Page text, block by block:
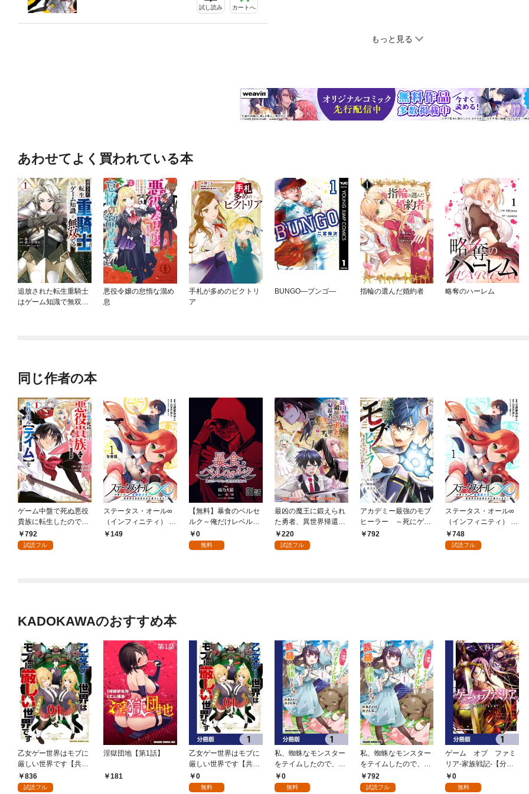
試し読み カートへ
もっと見る
あわせてよく買われている本
追放された転生重騎士
はゲーム知識で無双す
悪役令嬢の怠惰な溜め
息
手札が多めのビクトリ
ア
BUNGO—ブンゴ— 指輪の選んだ婚約者 略奪のハーレム
同じ作者の本
ゲーム中盤で死ぬ悪役
貴族に転生したので、
外れスキル【テイム】
を駆使して最強を目指
792
試読フル
ステータス・オール∞
（インフィニティ） ∞
使いの最強能力者、異
149
【無料】暴食のベルセ
ルク～俺だけレベルと
いう概念を突破する～
【単話版】 １話
0
無料
最凶の魔王に鍛えられ
た勇者、異世界帰還者
たちの学園で無双する
(話売り) #1
220
試読フル
アカデミー最強のモブ
ヒーラー ～死にゲー
世界のモブに転生した
792
ステータス・オール∞
（インフィニティ） ∞
使いの最強能力者、異
世界を自由気ままに暮
748
試読フル
KADOKAWAのおすすめ本
乙女ゲー世界はモブに
厳しい世界です【共和
国編】 ０１
836
試読フル
淫獄団地【第1話】
181
乙女ゲー世界はモブに
厳しい世界です【共和
国編】【分冊版】 1
0
無料
私、蜘蛛なモンスター
をテイムしたので、ス
パイダーシルクで裁縫
を頑張ります！【分冊
0
無料
私、蜘蛛なモンスター
をテイムしたので、ス
パイダーシルクで裁縫
を頑張ります！ 1
792
試読フル
ゲーム オブ ファミ
リア-家族戦記-【分冊
版】 1
0
無料